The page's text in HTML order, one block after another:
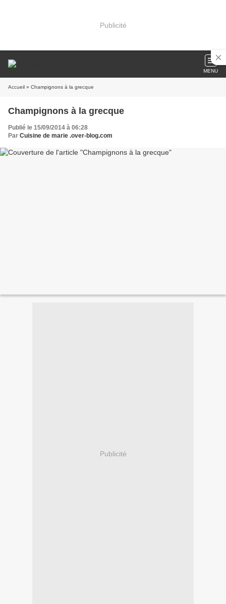
Publicité
MENU
Accueil » Champignons à la grecque
Champignons à la grecque
Publié le 15/09/2014 à 06:28
Par Cuisine de marie .over-blog.com
Publicité